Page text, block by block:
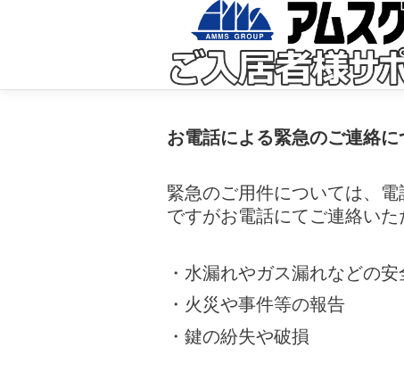
へ
お電話による緊急のご連絡に
緊急のご用件については、
ですがお電話にてご連絡いた
・水漏れやガス漏れなどの
・火災や事件等の報告
・鍵の紛失や破損